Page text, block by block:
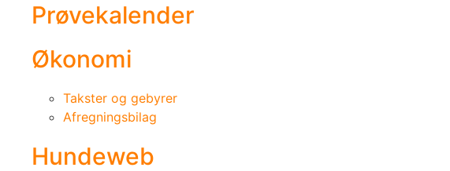
Prøvekalender
Økonomi
Takster og gebyrer
Afregningsbilag
Hundeweb